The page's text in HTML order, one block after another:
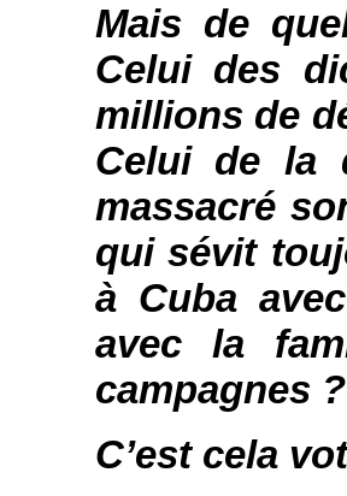
Mais de
Celui des
millions de
Celui de la
massacré
qui sévit
à Cuba
avec la
campagnes ?
C’est cela